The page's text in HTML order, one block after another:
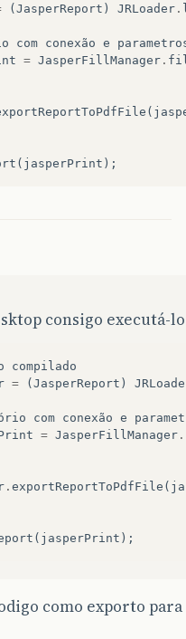
( JasperReport ) JRLoader .
com conexão e
= JasperFillManager .
(
( jasperPrint );
consigo executá-
compilado
= ( JasperReport )
com conexão e
= JasperFillManager .
. exportReportToPdfFile (
( jasperPrint );
como exporto